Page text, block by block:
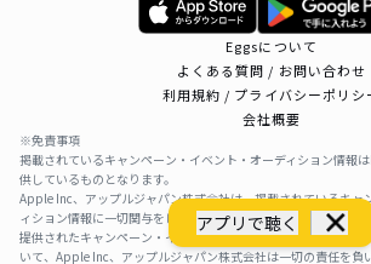
アプリで聴く
Eggsについて
よくある質問 / お問い合わせ
利用規約 / プライバシーポリシ
会社概要
※免責事項
掲載されているキャンペーン・イベント・オーディション情報
供しているものとなります。
Apple Inc、アップルジャパン株式会社は、掲載されているキャ
ィション情報に一切関与をしておりません。
提供されたキャンペーン・イベント・オーディション情報を利
いて、Apple Inc、アップルジャパン株式会社は一切の責任を負